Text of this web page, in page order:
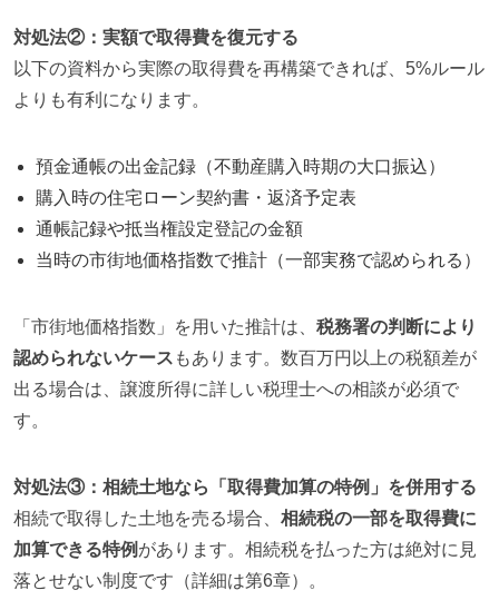
対処法②：実額で取得費を復元する
以下の資料から実際の取得費を再構築できれば、5%ルール
よりも有利になります。
預金通帳の出金記録（不動産購入時期の大口振込）
購入時の住宅ローン契約書・返済予定表
通帳記録や抵当権設定登記の金額
当時の市街地価格指数で推計（一部実務で認められる）
「市街地価格指数」を用いた推計は、 税務署の判断により
認められないケース もあります。数百万円以上の税額差が
出る場合は、譲渡所得に詳しい税理士への相談が必須で
す。
対処法③：相続土地なら「取得費加算の特例」を併用する
相続で取得した土地を売る場合、 相続税の一部を取得費に
加算できる特例 があります。相続税を払った方は絶対に見
落とせない制度です（詳細は第6章）。